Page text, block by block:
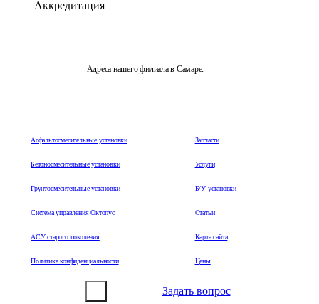
Аккредитация
Адреса нашего филиала в Самаре:
Асфальтосмесительные установки
Бетоносмесительные установки
Грунтосмесительные установки
Система управления Октопус
АСУ старого поколения
Политика конфиденциальности
Запчасти
Услуги
Б/У установки
Статьи
Карта сайта
Цены
Задать вопрос